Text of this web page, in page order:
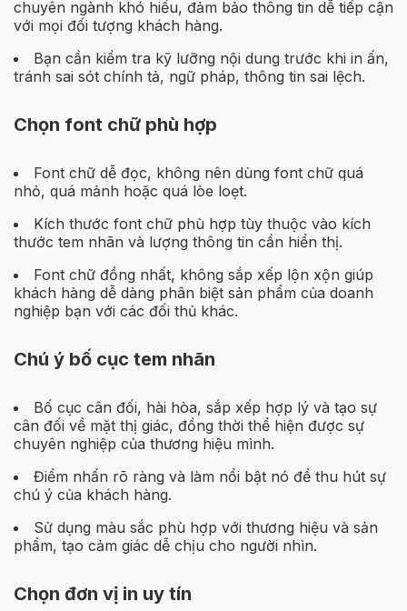
chuyên ngành khó hiểu, đảm bảo thông tin dễ tiếp cận
với mọi đối tượng khách hàng.
Bạn cần kiểm tra kỹ lưỡng nội dung trước khi in ấn,
tránh sai sót chính tả, ngữ pháp, thông tin sai lệch.
Chọn font chữ phù hợp
Font chữ dễ đọc, không nên dùng font chữ quá
nhỏ, quá mảnh hoặc quá lòe loẹt.
Kích thước font chữ phù hợp tùy thuộc vào kích
thước tem nhãn và lượng thông tin cần hiển thị.
Font chữ đồng nhất, không sắp xếp lộn xộn giúp
khách hàng dễ dàng phân biệt sản phẩm của doanh
nghiệp bạn với các đối thủ khác.
Chú ý bố cục tem nhãn
Bố cục cân đối, hài hòa, sắp xếp hợp lý và tạo sự
cân đối về mặt thị giác, đồng thời thể hiện được sự
chuyên nghiệp của thương hiệu mình.
Điểm nhấn rõ ràng và làm nổi bật nó để thu hút sự
chú ý của khách hàng.
Sử dụng màu sắc phù hợp với thương hiệu và sản
phẩm, tạo cảm giác dễ chịu cho người nhìn.
Chọn đơn vị in uy tín